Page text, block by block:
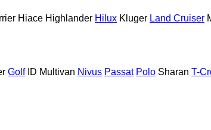
Hiace Highlander Hilux Kluger Land Cruiser
Golf ID Multivan Nivus Passat Polo Sharan T-